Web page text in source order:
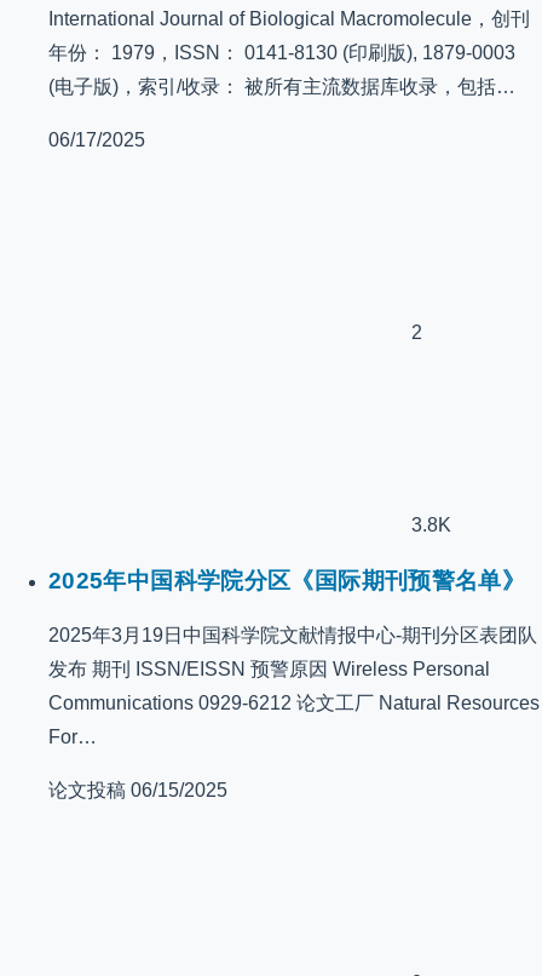
International Journal of Biological Macromolecule，创刊
年份： 1979，ISSN： 0141-8130 (印刷版), 1879-0003
(电子版)，索引/收录： 被所有主流数据库收录，包括…
06/17/2025
2
3.8K
2025年中国科学院分区《国际期刊预警名单》
2025年3月19日中国科学院文献情报中心-期刊分区表团队
发布 期刊 ISSN/EISSN 预警原因 Wireless Personal
Communications 0929-6212 论文工厂 Natural Resources
For…
论文投稿 06/15/2025